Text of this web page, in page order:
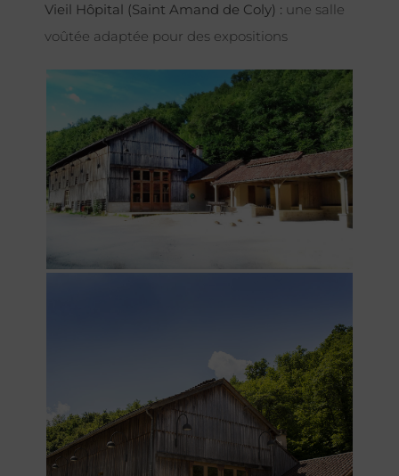
Vieil Hôpital (Saint Amand de Coly) : une salle
voûtée adaptée pour des expositions